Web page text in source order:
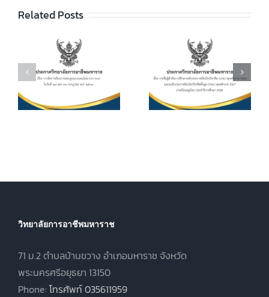
Related Postsศึกษาระดับ
ประกาศนียบัตร
วิชาชีพ (ปวช.)
พุทธศักราช
2562 และระดับ
ประกาศนียบัตร
ฤดูร้อน ประจำปี
ประกาศวิทยา
กำหนดการ และ
อัตราการจัดเก็บ
ค่าบำรุงการ
ศึกษา ค่า
หน่วยกิตรายวิชา
วิทยาลัยการอาชีพมหาราช
71 ม.2 ตำบลบ้านขวาง อำเภอมหาราช จังหวัด
พระนครศรีอยุธยา 13150
Phone: โทรศัพท์ 035611959